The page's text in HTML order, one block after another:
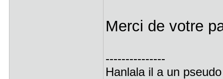
Merci de votre
---------------
Hanlala il a un